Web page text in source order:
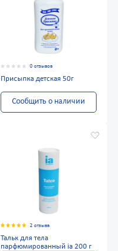
0 отзывов
Присыпка детская 50г
Сообщить о наличии
2 отзыва
Тальк для тела
парфюмированный ia 200 г